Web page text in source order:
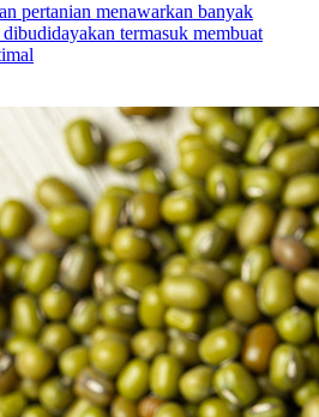
pertanian menawarkan banyak
termasuk membuat